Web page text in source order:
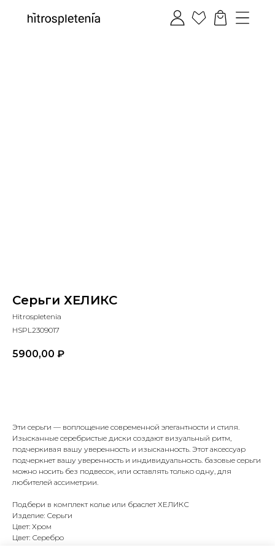
Серьги ХЕЛИКС
Hitrospletenia
HSPL2309017
5900,00 ₽
Эти серьги — воплощение современной элегантности и стиля.
Изысканные серебристые диски создают визуальный ритм,
подчеркивая вашу уверенность и изысканность. Этот аксессуар
подчеркнет вашу уверенность и индивидуальность. базовые серьги
можно носить без подвесок, или оставлять только одну, для
любителей ассиметрии.
Подбери в комплект колье или браслет ХЕЛИКС
Изделие: Серьги
Цвет: Хром
Цвет: Серебро